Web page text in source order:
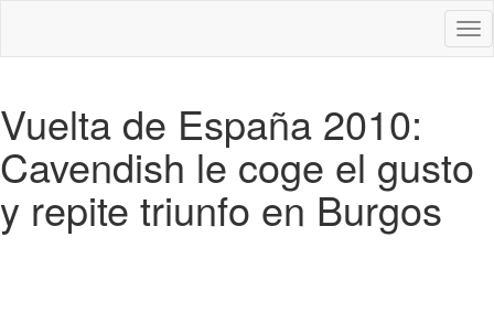
Vuelta de España 2010:
Cavendish le coge el gusto
y repite triunfo en Burgos